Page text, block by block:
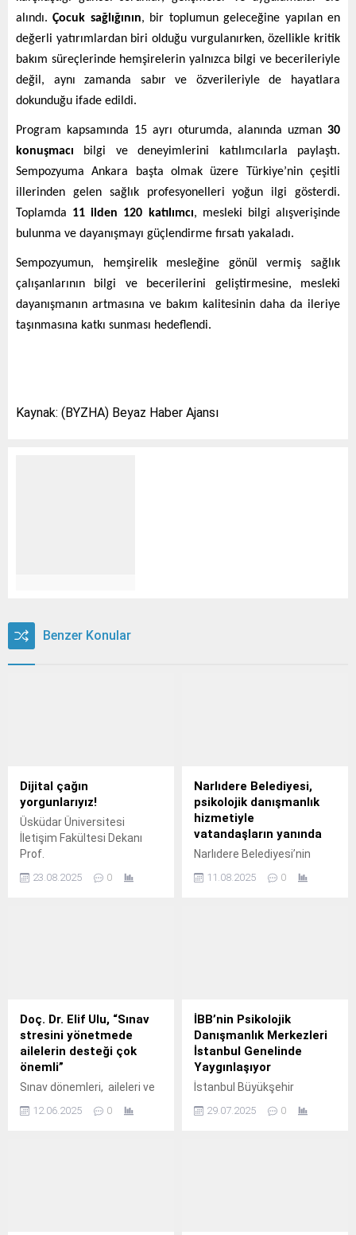
alındı.Çocuk sağlığının, bir toplumun geleceğine yapılan en
değerli yatırımlardan biri olduğu vurgulanırken, özellikle kritik
bakım süreçlerinde hemşirelerin yalnızca bilgi ve becerileriyle
değil, aynı zamanda sabır ve özverileriyle de hayatlara
dokunduğu ifade edildi.
Program kapsamında 15 ayrı oturumda, alanında uzman 30
konuşmacı bilgi ve deneyimlerini katılımcılarla paylaştı.
Sempozyuma Ankara başta olmak üzere Türkiye’nin çeşitli
illerinden gelen sağlık profesyonelleri yoğun ilgi gösterdi.
Toplamda 11 ilden 120 katılımcı, mesleki bilgi alışverişinde
bulunma ve dayanışmayı güçlendirme fırsatı yakaladı.
Sempozyumun, hemşirelik mesleğine gönül vermiş sağlık
çalışanlarının bilgi ve becerilerini geliştirmesine, mesleki
dayanışmanın artmasına ve bakım kalitesinin daha da ileriye
taşınmasına katkı sunması hedeflendi.
Kaynak: (BYZHA) Beyaz Haber Ajansı
Benzer Konular
Dijital çağın
yorgunlarıyız!
Üsküdar Üniversitesi
İletişim Fakültesi Dekanı
Prof.
23.08.2025 0
Narlıdere Belediyesi,
psikolojik danışmanlık
hizmetiyle
vatandaşların yanında
Narlıdere Belediyesi’nin
olarak sunduğu psikolojik
uygulamalarına her geçen
gün yenilerini ekleyen
Narlıdere Belediyesi,
Psikolojik Danışmanlık
hizmetiyle vatandaşların
yanında olmaya devam
ediyor.
11.08.2025 0
Doç. Dr. Elif Ulu, “Sınav
stresini yönetmede
ailelerin desteği çok
önemli”
Sınav dönemleri, aileleri ve
hem de ruhsal olarak
12.06.2025 0
İBB’nin Psikolojik
Danışmanlık Merkezleri
İstanbul Genelinde
Yaygınlaşıyor
İstanbul Büyükşehir
sağlığını desteklemek,
29.07.2025 0